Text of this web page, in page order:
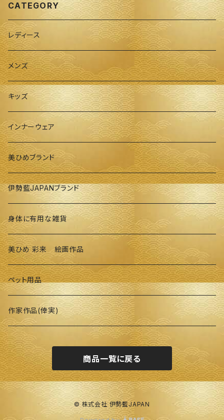
CATEGORY
レディース
メンズ
キッズ
インナーウェア
美ひめブランド
伊勢藍JAPANブランド
身体に有用な雑貨
美ひめ 彩来 絵画作品
ペット用品
作家作品(倖実)
商品一覧に戻る
© 株式会社 伊勢藍JAPAN